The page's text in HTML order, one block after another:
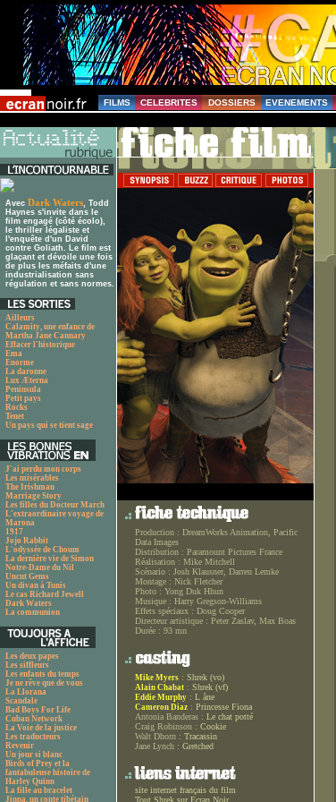
FILMS CELEBRITES DOSSIERS EVENEMENTS
Avec Dark Waters, Todd
Haynes s'invite dans le
film engagé (côté écolo),
le thriller légaliste et
l'enquête d'un David
contre Goliath. Le film est
glaçant et dévoile une fois
de plus les méfaits d'une
industrialisation sans
régulation et sans normes.
Ailleurs
Calamity, une enfance de
Martha Jane Cannary
Effacer l'historique
Ema
Enorme
La daronne
Lux Æterna
Peninsula
Petit pays
Rocks
Tenet
Un pays qui se tient sage
J'ai perdu mon corps
Les misérables
The Irishman
Marriage Story
Les filles du Docteur March
L'extraordinaire voyage de
Marona
1917
Jojo Rabbit
L'odyssée de Choum
La dernière vie de Simon
Notre-Dame du Nil
Uncut Gems
Un divan à Tunis
Le cas Richard Jewell
Dark Waters
La communion
Les deux papes
Les siffleurs
Les enfants du temps
Je ne rêve que de vous
La Llorana
Scandale
Bad Boys For Life
Cuban Network
La Voie de la justice
Les traducteurs
Revenir
Un jour si blanc
Birds of Prey et la
fantabuleuse histoire de
Harley Quinn
La fille au bracelet
Jinpa, un conte tibétain
Production : DreamWorks Animation, Pacific
Data Images
Distribution : Paramount Pictures France
Réalisation : Mike Mitchell
Scénario : Josh Klausner, Darren Lemke
Montage : Nick Fletcher
Photo : Yong Duk Hhun
Musique : Harry Gregson-Williams
Effets spéciaux : Doug Cooper
Directeur artistique : Peter Zaslav, Max Boas
Durée : 93 mn
Mike Myers : Shrek (vo)
Alain Chabat : Shrek (vf)
Eddie Murphy : L âne
Cameron Diaz : Princesse Fiona
Antonia Banderas : Le chat potté
Craig Robinson : Cookie
Walt Dhorn : Tracassin
Jane Lynch : Gretched
site internet français du film
Tout Shrek sur Ecran Noir